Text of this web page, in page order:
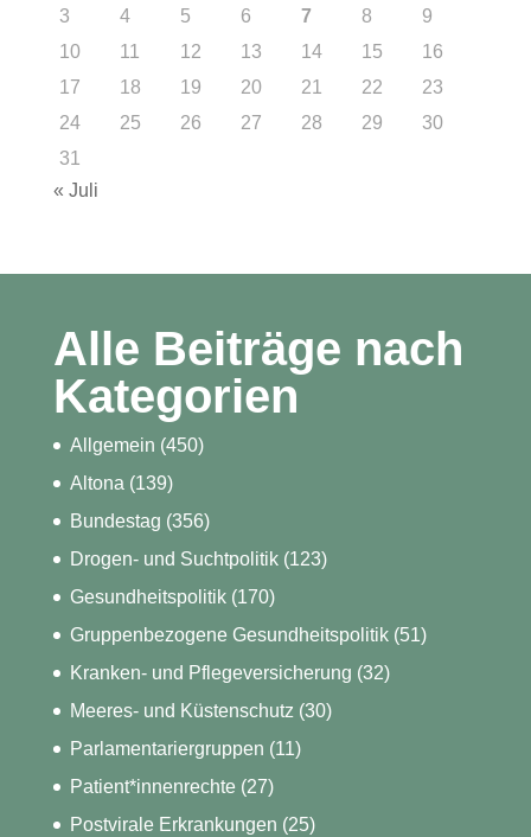
3
4 5 6 7 8
9
10
11 12 13 14 15
16
17
18 19 20 21 22
23
24
25 26 27 28 29
30
31
« Juli
Alle Beiträge nach
Kategorien
Allgemein (450)
Altona (139)
Bundestag (356)
Drogen- und Suchtpolitik(123)
Gesundheitspolitik(170)
Gruppenbezogene Gesundheitspolitik(51)
Kranken- und Pflegeversicherung (32)
Meeres- und Küstenschutz (30)
Parlamentariergruppen (11)
Patient*innenrechte(27)
Postvirale Erkrankungen (25)